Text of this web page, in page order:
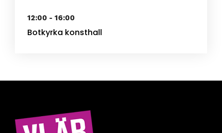
12:00 - 16:00
Botkyrka konsthall